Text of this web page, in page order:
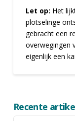
Let op: Het
plotselinge
gebracht een
overwegingen
eigenlijk een
Recente